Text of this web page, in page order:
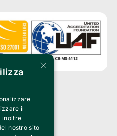
Balsamo (MI)
×
il
inoltre
nostro sito